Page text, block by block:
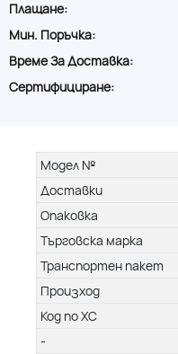
Плащане:
Мин. Поръчка:
Време За Доставка:
Сертифициране:
Модел №
Доставки
Опаковка
Търговска марка
Транспортен пакет
Произход
Код по ХС
-